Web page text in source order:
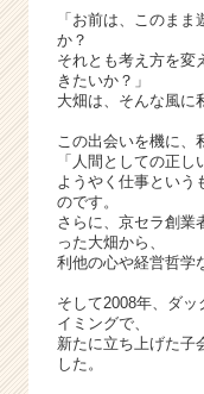
イ
「お前は、このま
か？
それとも考え方を変
きたいか？」
大畑は、そんな風に
この出会いを機に、
「人間としての正し
ようやく仕事という
のです。
さらに、京セラ創業
った大畑から、
利他の心や経営哲学
そして2008年、ダ
イミングで、
新たに立ち上げた子
した。